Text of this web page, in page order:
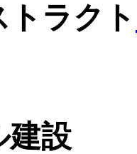
ラクト
建設